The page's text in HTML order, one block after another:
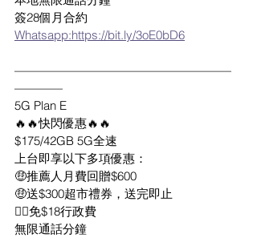
簽28個月合約
Whatsapp:https://bit.ly/3oE0bD6
——————————————————
————
5G Plan E
🔥🔥快閃優惠🔥🔥
$175/42GB 5G全速
上台即享以下多項優惠：
🤑推薦人月費回贈$600
🤑送$300超市禮券，送完即止
👍🏻免$18行政費
無限通話分鐘